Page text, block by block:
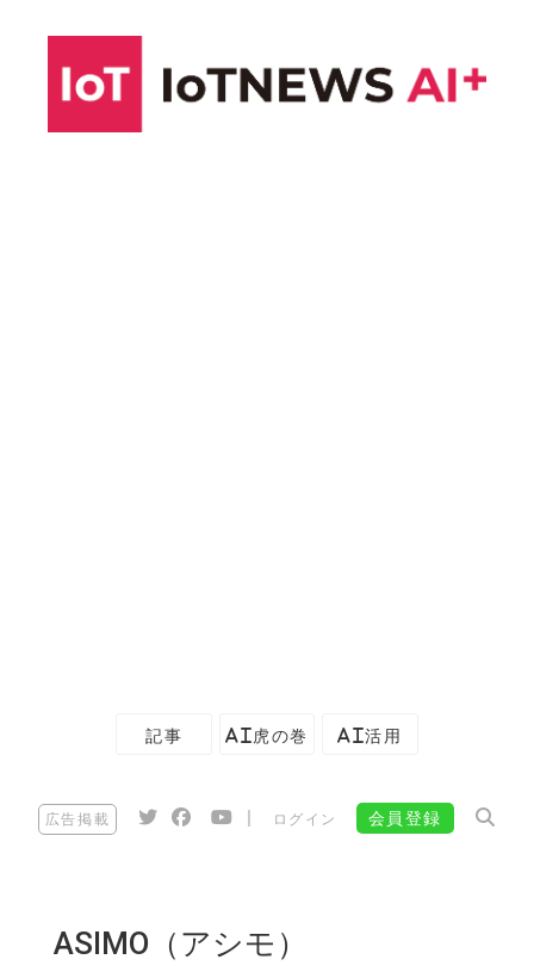
記事 AI虎の巻 AI活用
広告掲載 ログイン 会員登録
ASIMO（アシモ）